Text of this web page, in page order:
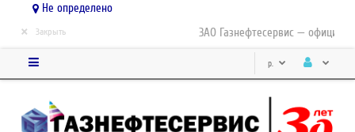
Не определено
ЗАО Газнефтесервис —
× Закрыть
р.